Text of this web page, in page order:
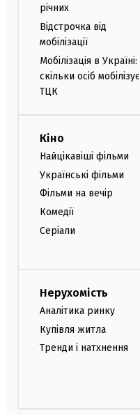
річних
Відстрочка від
мобілізації
Мобілізація в Україні:
скільки осіб мобілізує
ТЦК
Кіно
Найцікавіші фільми
Українські фільми
Фільми на вечір
Комедії
Серіали
Нерухомість
Аналітика ринку
Купівля житла
Тренди і натхнення